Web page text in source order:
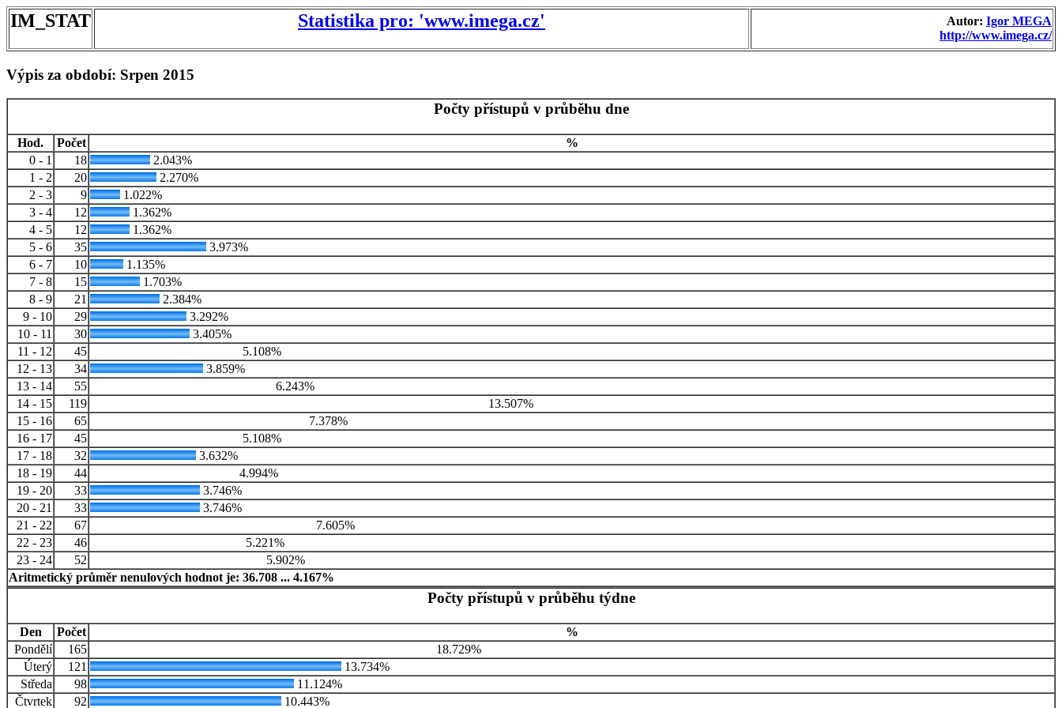
IM_STAT Statistika pro: 'www.imega.cz' Autor: Igor MEGA
http://www.imega.cz/
Výpis za období: Srpen 2015
Počty přístupů v průběhu dne
Hod. Počet
%
0 - 1
18
2.043%
1 - 2
20
2.270%
2 - 3
9
1.022%
3 - 4
12
1.362%
4 - 5
12
1.362%
5 - 6
35
3.973%
6 - 7
10
1.135%
7 - 8
15
1.703%
8 - 9
21
2.384%
9 - 10
29
3.292%
10 - 11
30
3.405%
11 - 12
45
5.108%
12 - 13
34
3.859%
13 - 14
55
6.243%
14 - 15
119
13.507%
15 - 16
65
7.378%
16 - 17
45
5.108%
17 - 18
32
3.632%
18 - 19
44
4.994%
19 - 20
33
3.746%
20 - 21
33
3.746%
21 - 22
67
7.605%
22 - 23
46
5.221%
23 - 24
52
5.902%
Aritmetický průměr nenulových hodnot je: 36.708 ... 4.167%
Počty přístupů v průběhu týdne
Den Počet
%
Pondělí
165
18.729%
Úterý
121
13.734%
Středa
98
11.124%
Čtvrtek
92 10.443%